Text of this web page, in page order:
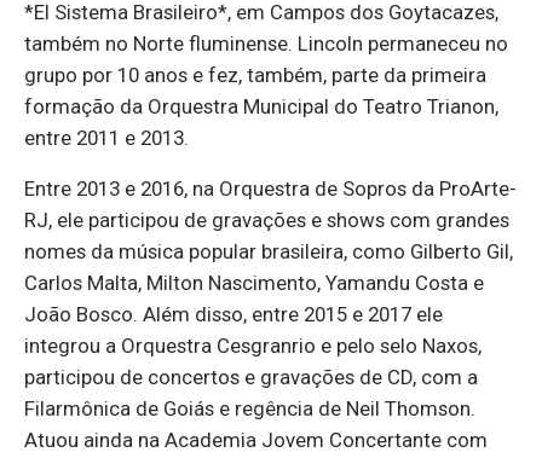
*El Sistema Brasileiro*, em Campos dos Goytacazes,
também no Norte fluminense. Lincoln permaneceu no
grupo por 10 anos e fez, também, parte da primeira
formação da Orquestra Municipal do Teatro Trianon,
entre 2011 e 2013.
Entre 2013 e 2016, na Orquestra de Sopros da ProArte-
RJ, ele participou de gravações e shows com grandes
nomes da música popular brasileira, como Gilberto Gil,
Carlos Malta, Milton Nascimento, Yamandu Costa e
João Bosco. Além disso, entre 2015 e 2017 ele
integrou a Orquestra Cesgranrio e pelo selo Naxos,
participou de concertos e gravações de CD, com a
Filarmônica de Goiás e regência de Neil Thomson.
Atuou ainda na Academia Jovem Concertante com